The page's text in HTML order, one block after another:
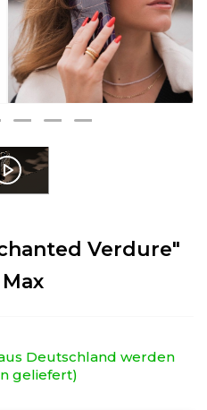
Verdure"
Deutschland werden
geliefert)